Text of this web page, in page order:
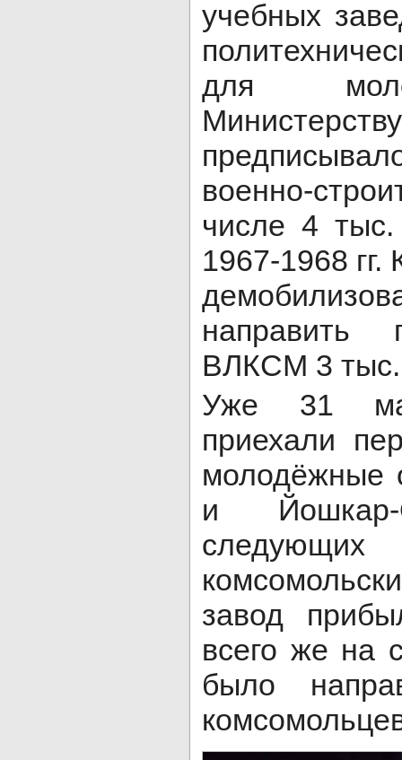
учебных
для
военно-
числе 4
1967-1968 гг.
ВЛКСМ 3 тыс.
Уже 31
приехали
молодёжные
и
завод
всего же на
было